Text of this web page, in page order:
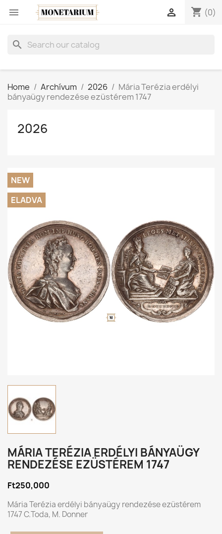
 shopping_cart (0)

search
Home Archívum 2026
Mária Terézia erdélyi
bányaügy rendezése ezüstérem 1747
2026
NEW
ELADVA
MÁRIA TERÉZIA ERDÉLYI BÁNYAÜGY
RENDEZÉSE EZÜSTÉREM 1747
Ft250,000
Mária Terézia erdélyi bányaügy rendezése ezüstérem
1747 C.Toda, M. Donner